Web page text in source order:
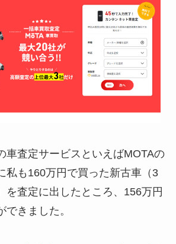
車査定サービスといえばMOTAの
私も160万円で買った新古車（3
を査定に出したところ、156万円
できました。